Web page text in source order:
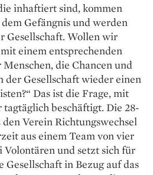
inhaftiert sind, kommen
Gefängnis und werden
Gesellschaft. Wollen wir
einem entsprechenden
die Chancen und
der Gesellschaft wieder einen
Das ist die Frage, mit
beschäftigt. Die 28-
­Verein Richtungswechsel
aus einem Team von vier
und setzt sich für
Gesellschaft in Bezug auf das